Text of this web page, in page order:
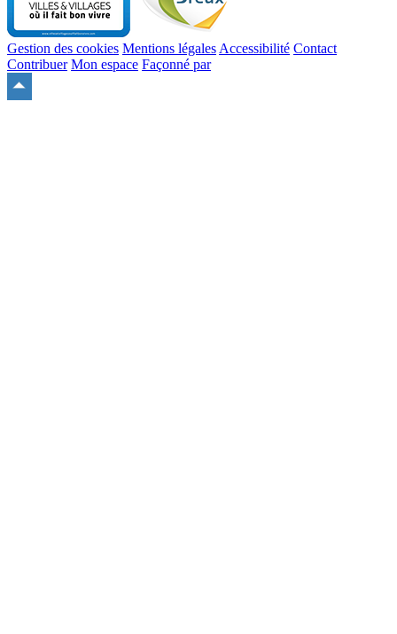
Gestion des cookies Mentions légales Accessibilité Contact
Contribuer Mon espace Façonné par